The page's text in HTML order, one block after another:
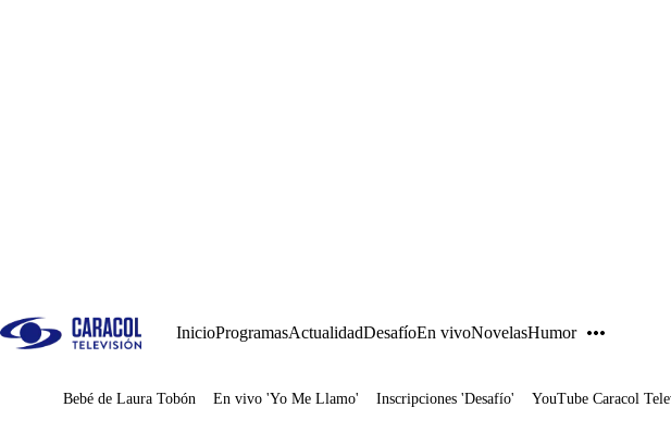
InicioProgramasActualidadDesafíoEn vivoNovelasHumor
Juegos
Bebé de Laura Tobón En vivo 'Yo Me Llamo' Inscripciones 'Desafío' YouTube Caracol